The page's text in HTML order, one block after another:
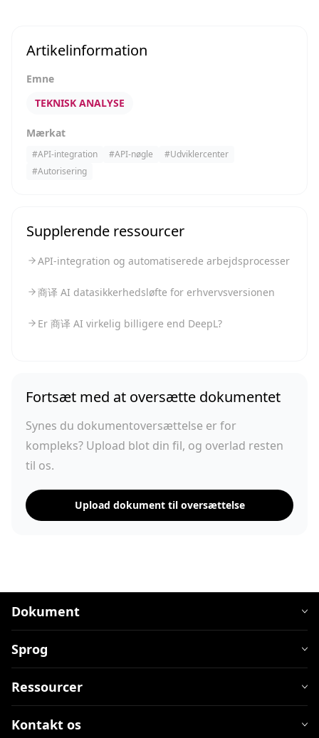
Artikelinformation
Emne
TEKNISK ANALYSE
Mærkat
#API-integration #API-nøgle #Udviklercenter
#Autorisering
Supplerende ressourcer
API-integration og automatiserede arbejdsprocesser
商译 AI datasikkerhedsløfte for erhvervsversionen
Er 商译 AI virkelig billigere end DeepL?
Fortsæt med at oversætte dokumentet
Synes du dokumentoversættelse er for
kompleks? Upload blot din fil, og overlad resten
til os.
Upload dokument til oversættelse
Dokument
Sprog
Ressourcer
Kontakt os